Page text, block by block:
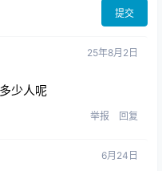
提交
25年8月2日
少人呢
举报 回复
6月24日